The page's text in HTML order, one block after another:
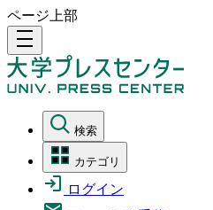
ページ上部
density_medium
検索
カテゴリ
ログイン